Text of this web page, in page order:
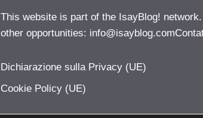
This website is part of the IsayBlog!
other opportunities:
Dichiarazione sulla Privacy (UE)
Cookie Policy (UE)